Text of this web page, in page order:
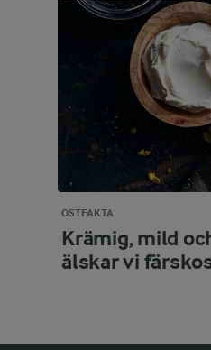
OSTFAKTA
Krämig, mild
älskar vi